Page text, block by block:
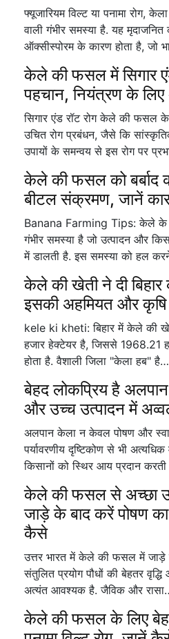
फ्यूजारियम विल्ट या पनामा रोग,
वाली गंभीर समस्या है. यह
ऑक्सीस्पोरम के कारण होता है, जो
केले की फसल में सिगार
पहचान, नियंत्रण के लिए
सिगार एंड रॉट रोग केले की फसल
उचित रोग प्रबंधन, जैसे कि
उपायों के समन्वय से इस रोग पर
केले की फसल को बर्बाद
बीटल संक्रमण, जानें
Banana Farming Tips: केले के
गंभीर समस्या है जो उत्पादन और
में डालती है. इस समस्या को हल
केले की खेती ने दी
इसकी अहमियत और कृषि
kele ki kheti: बिहार में केले की
हजार हेक्टेयर है, जिससे 1968.21
होता है. वैशाली जिला "केला हब" है…
बेहद लोकप्रिय है
और उच्च उत्पादन में
अलपान केला न केवल पोषण और
पर्यावरणीय दृष्टिकोण से भी
किसानों को स्थिर आय प्रदान
केले की फसल से अच्छा
जाड़े के बाद करें पोषण
कैसे
उत्तर भारत में केले की फसल में जाड़े
संतुलित प्रयोग पौधों की बेहतर
अत्यंत आवश्यक है. जैविक और
केले की फसल के लिए